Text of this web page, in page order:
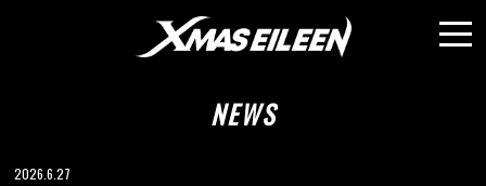
NEWS
MEDIA
NEWS
2026.6.27